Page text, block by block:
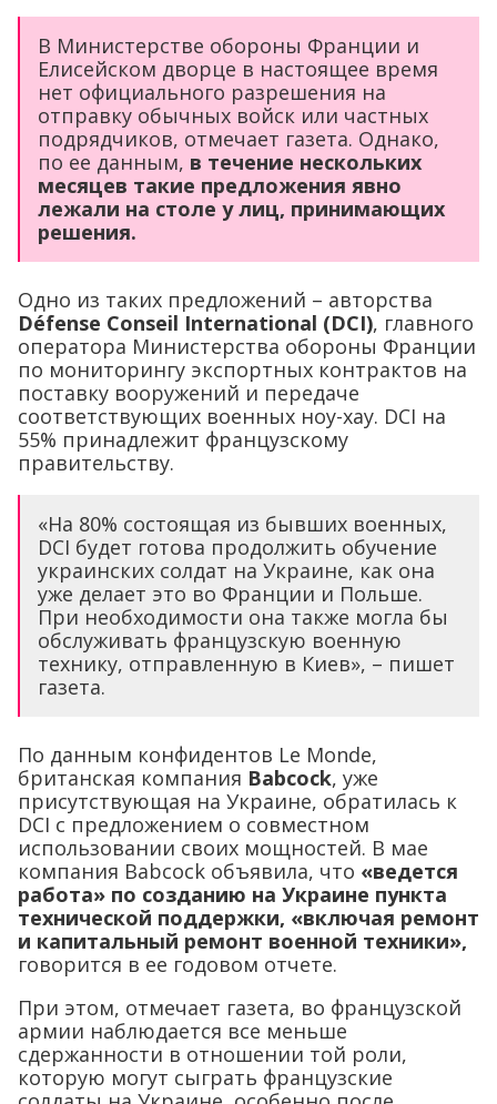
В Министерстве обороны Франции и
Елисейском дворце в настоящее время
нет официального разрешения на
отправку обычных войск или частных
подрядчиков, отмечает газета. Однако,
по ее данным, в течение нескольких
месяцев такие предложения явно
лежали на столе у лиц, принимающих
решения.
Одно из таких предложений – авторства
Défense Conseil International (DCI), главного
оператора Министерства обороны Франции
по мониторингу экспортных контрактов на
поставку вооружений и передаче
соответствующих военных ноу-хау. DCI на
55% принадлежит французскому
правительству.
«На 80% состоящая из бывших военных,
DCI будет готова продолжить обучение
украинских солдат на Украине, как она
уже делает это во Франции и Польше.
При необходимости она также могла бы
обслуживать французскую военную
технику, отправленную в Киев», – пишет
газета.
По данным конфидентов Le Monde,
британская компания Babcock, уже
присутствующая на Украине, обратилась к
DCI с предложением о совместном
использовании своих мощностей. В мае
компания Babcock объявила, что «ведется
работа» по созданию на Украине пункта
технической поддержки, «включая ремонт
и капитальный ремонт военной техники»,
говорится в ее годовом отчете.
При этом, отмечает газета, во французской
армии наблюдается все меньше
сдержанности в отношении той роли,
которую могут сыграть французские